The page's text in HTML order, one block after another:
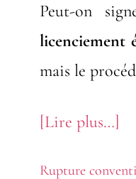
Peut-on
licenciement
mais le
[Lire plus…]
Rupture